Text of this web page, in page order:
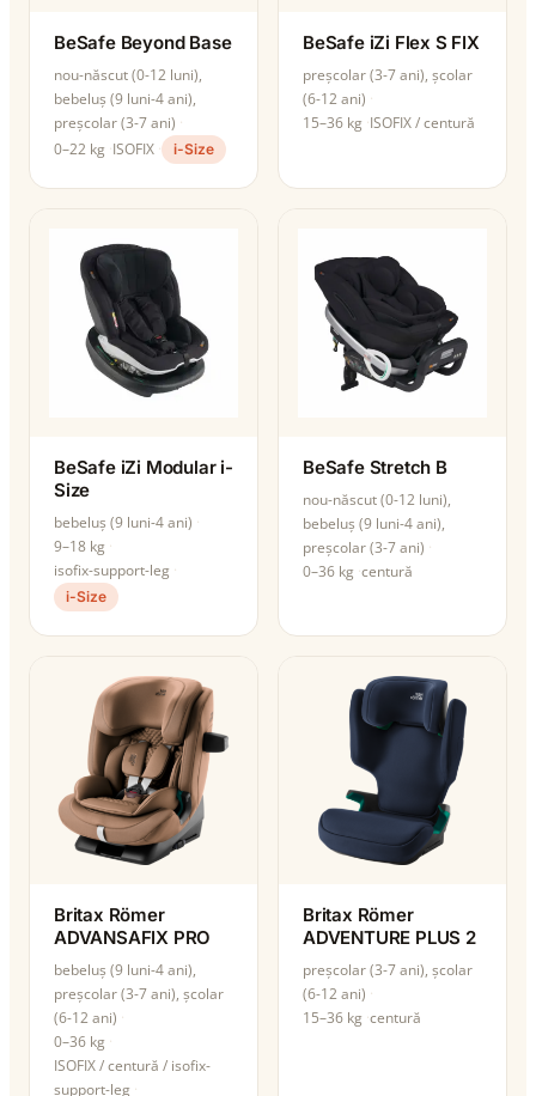
BeSafe Beyond Base
nou-născut (0-12 luni),
bebeluș (9 luni-4 ani),
preșcolar (3-7 ani)
0–22 kg ISOFIX i-Size
BeSafe iZi Flex S FIX
preșcolar (3-7 ani), școlar
(6-12 ani)
15–36 kg ISOFIX / centură
BeSafe iZi Modular i-
Size
bebeluș (9 luni-4 ani)
9–18 kg
isofix-support-leg
i-Size
BeSafe Stretch B
nou-născut (0-12 luni),
bebeluș (9 luni-4 ani),
preșcolar (3-7 ani)
0–36 kg centură
Britax Römer
ADVANSAFIX PRO
bebeluș (9 luni-4 ani),
preșcolar (3-7 ani), școlar
(6-12 ani)
0–36 kg
ISOFIX / centură / isofix-
support-leg
Britax Römer
ADVENTURE PLUS 2
preșcolar (3-7 ani), școlar
(6-12 ani)
15–36 kg centură